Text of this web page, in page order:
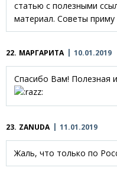
статью с полезными
материал. Советы приму
22. МАРГАРИТА 10.01.2019
Спасибо Вам! Полезная
23. ZANUDA 11.01.2019
Жаль, что только по